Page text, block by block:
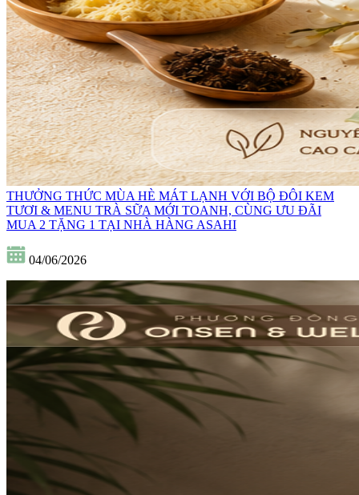
THƯỞNG THỨC MÙA HÈ MÁT LẠNH VỚI BỘ ĐÔI KEM
TƯƠI & MENU TRÀ SỮA MỚI TOANH, CÙNG ƯU ĐÃI
MUA 2 TẶNG 1 TẠI NHÀ HÀNG ASAHI
04/06/2026